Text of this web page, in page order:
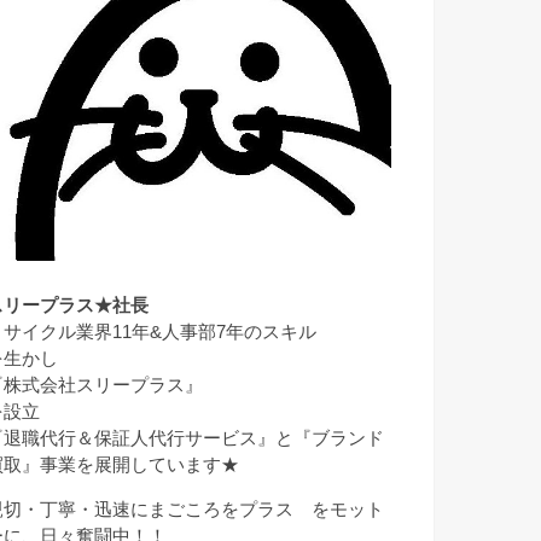
リープラス★社長
サイクル業界11年&人事部7年のスキル
かし
式会社スリープラス』
設立
退職代行＆保証人代行サービス』と『ブランド
取』事業を展開しています★
切・丁寧・迅速にまごころをプラス をモット
、日々奮闘中！！